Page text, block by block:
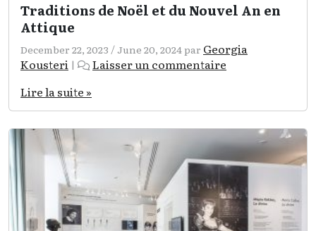
Traditions de Noël et du Nouvel An en
Attique
December 22, 2023 /June 20, 2024par Georgia
Kousteri |
Laisser un commentaire
Lire la suite »